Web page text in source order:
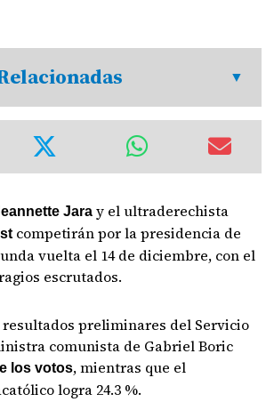
Jara y el ultraderechista
competirán por la presidencia de
vuelta el 14 de diciembre, con el
escrutados.
resultados preliminares del Servicio
comunista de Gabriel Boric
los votos, mientras que el
logra 24.3 %.